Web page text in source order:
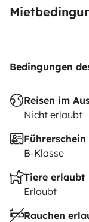
Bedingungen
Reisen im
Nicht erlaubt
B-Klasse
Tiere erlaubt
Erlaubt
Rauchen